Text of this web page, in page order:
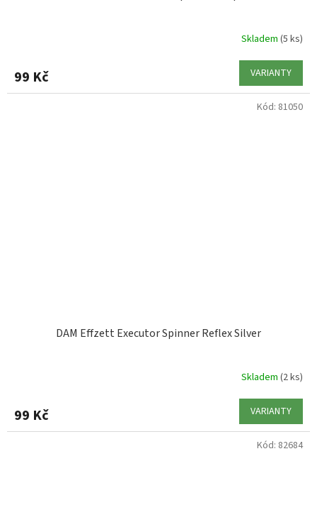
Skladem (5 ks)
99 Kč VARIANTY
DAM Effzett Executor Spinner Reflex Silver
Skladem (2 ks)
99 Kč VARIANTY
Kód: 81050
Kód: 82684